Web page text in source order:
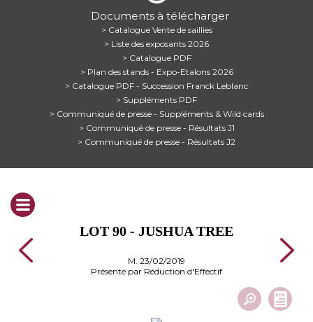
Documents à télécharger
> Catalogue Vente de saillies
> Liste des exposants 2026
> Catalogue PDF
> Plan des stands - Expo-Etalons 2026
> Catalogue PDF - Succession Franck Leblanc
> Suppléments PDF
> Communiqué de presse - Suppléments & Wild cards
> Communiqué de presse - Résultats J1
> Communiqué de presse - Résultats J2
LOT 90 - JUSHUA TREE
M. 23/02/2019
Présenté par Réduction d'Effectif